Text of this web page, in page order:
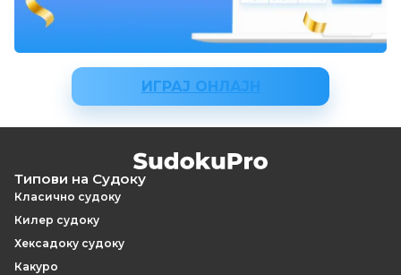
ИГРАЈ ОНЛАЈН
Типови на Судоку
Класично судоку
Килер судоку
Хексадоку судоку
Какуро